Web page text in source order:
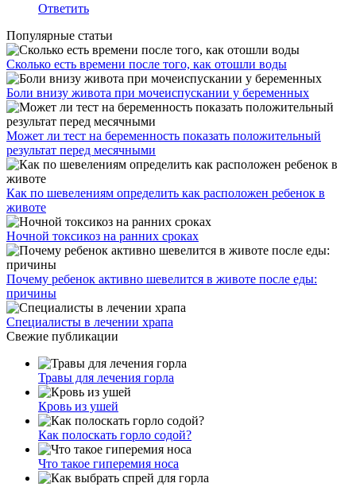
Ответить
Популярные статьи
Сколько есть времени после того, как отошли воды
Боли внизу живота при мочеиспускании у беременных
Может ли тест на беременность показать положительный
результат перед месячными
Как по шевелениям определить как расположен ребенок в
животе
Ночной токсикоз на ранних сроках
Почему ребенок активно шевелится в животе после еды:
причины
Специалисты в лечении храпа
Свежие публикации
Травы для лечения горла
Кровь из ушей
Как полоскать горло содой?
Что такое гиперемия носа